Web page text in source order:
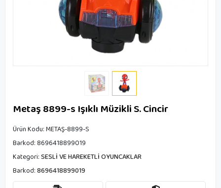
Metaş 8899-s Işıklı Müzikli S. Cincir
Ürün Kodu:METAŞ-8899-S
Barkod:8696418899019
Kategori:SESLİ VE HAREKETLİ OYUNCAKLAR
Barkod:8696418899019